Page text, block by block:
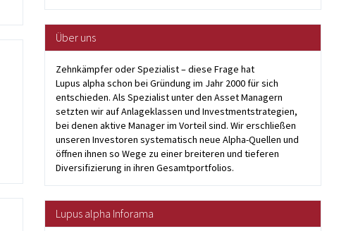
Über uns
Zehnkämpfer oder Spezialist – diese Frage hat
Lupus alpha schon bei Gründung im Jahr 2000 für sich
entschieden. Als Spezialist unter den Asset Managern
setzten wir auf Anlageklassen und Investmentstrategien,
bei denen aktive Manager im Vorteil sind. Wir erschließen
unseren Investoren systematisch neue Alpha-Quellen und
öffnen ihnen so Wege zu einer breiteren und tieferen
Diversifizierung in ihren Gesamtportfolios.
Lupus alpha Inforama